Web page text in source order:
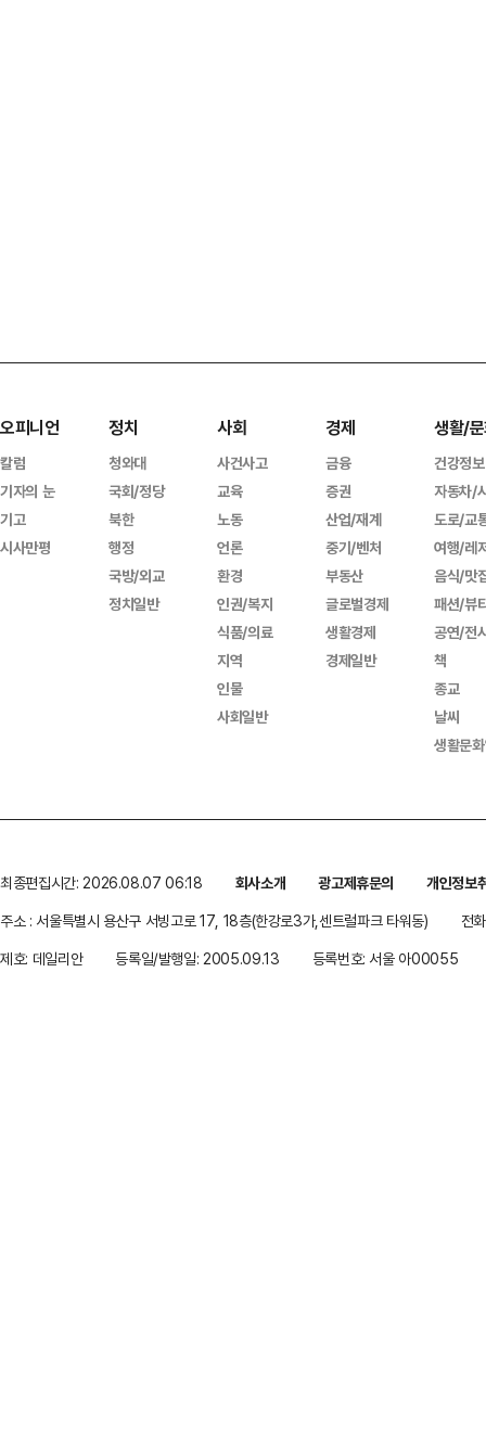
오피니언
칼럼
기자의 눈
기고
시사만평
정치
청와대
국회/정당
북한
행정
국방/외교
정치일반
사회
사건사고
교육
노동
언론
환경
인권/복지
식품/의료
지역
인물
사회일반
경제
금융
증권
산업/재계
중기/벤처
부동산
글로벌경제
생활경제
경제일반
생활/
건강정보
자동차/
도로/교
여행/레
음식/맛
패션/뷰
공연/전
책
종교
날씨
생활문
최종편집시간: 2026.08.07 06:18 회사소개 광고제휴문의
개인정보
주소 : 서울특별시 용산구 서빙고로 17, 18층(한강로3가,센트럴파크 타워동)
전
제호: 데일리안
등록일/발행일: 2005.09.13 등록번호: 서울 아00055